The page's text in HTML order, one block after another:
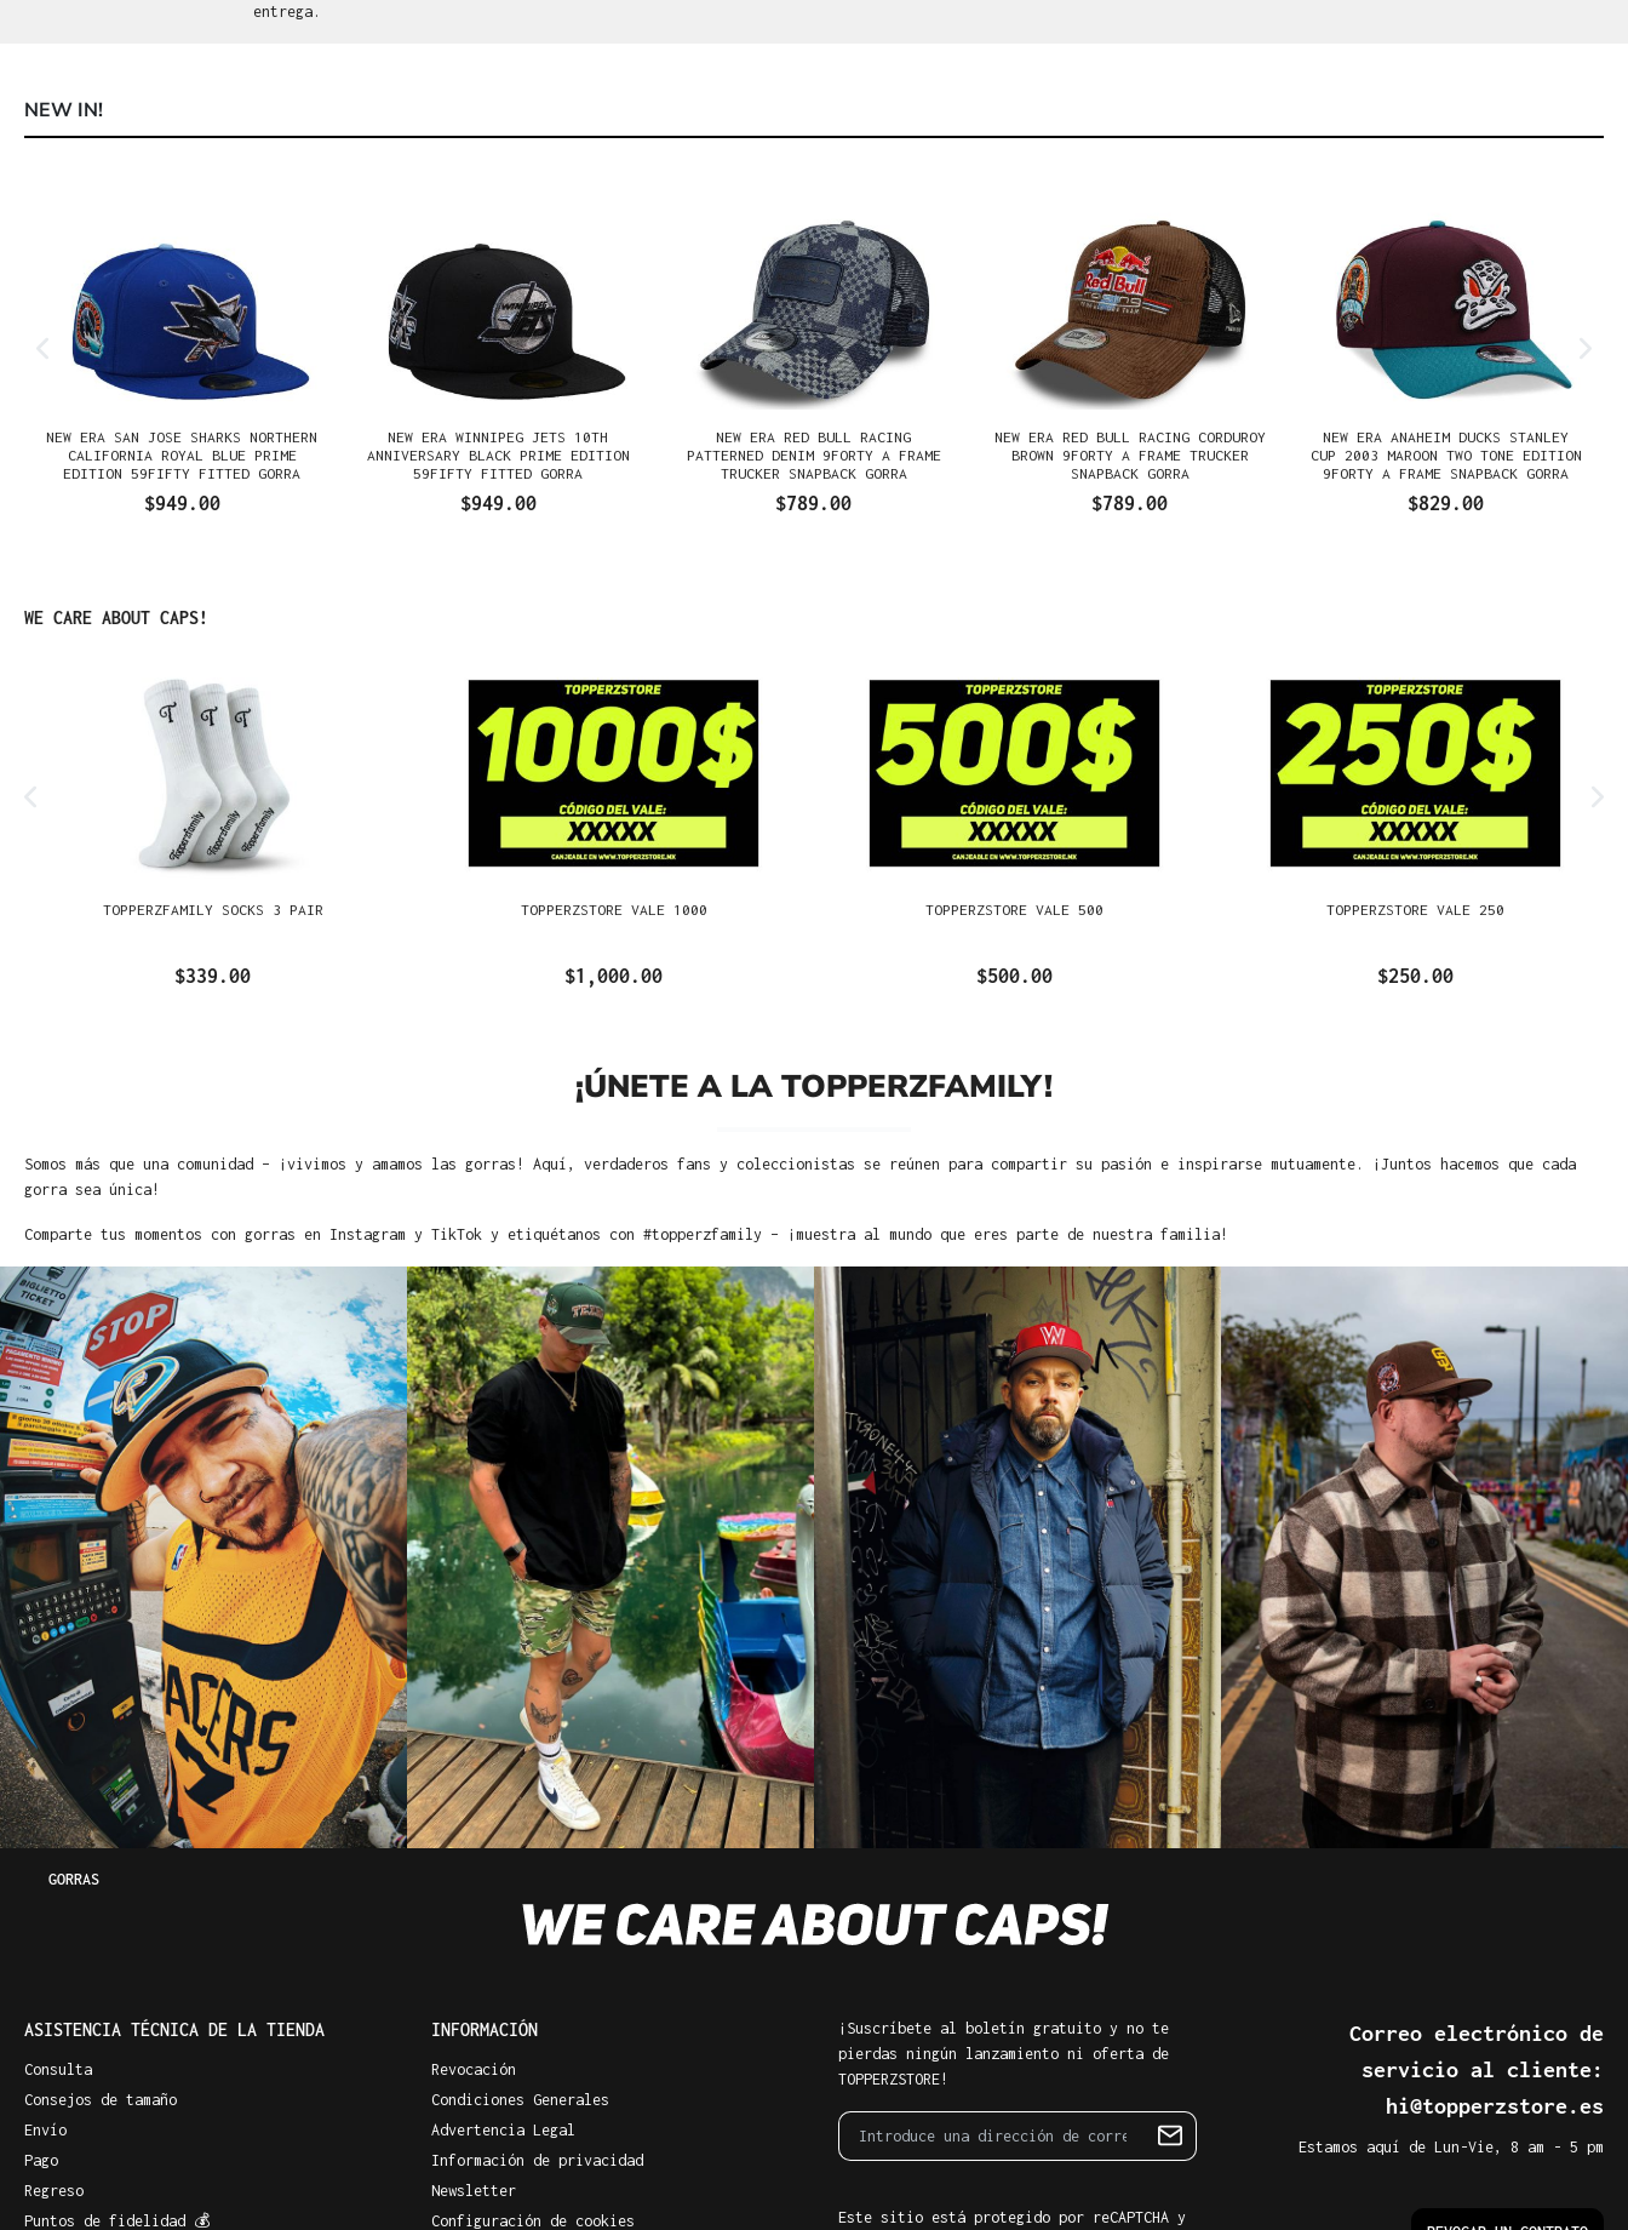
entrega.
NEW IN!
NEW ERA SAN JOSE SHARKS NORTHERN
CALIFORNIA ROYAL BLUE PRIME
EDITION 59FIFTY FITTED GORRA
$949.00
NEW ERA WINNIPEG JETS 10TH
ANNIVERSARY BLACK PRIME EDITION
59FIFTY FITTED GORRA
$949.00
NEW ERA RED BULL RACING
PATTERNED DENIM 9FORTY A FRAME
TRUCKER SNAPBACK GORRA
$789.00
NEW ERA RED BULL RACING CORDUROY
BROWN 9FORTY A FRAME TRUCKER
SNAPBACK GORRA
$789.00
NEW ERA ANAHEIM DUCKS STANLEY
CUP 2003 MAROON TWO TONE EDITION
9FORTY A FRAME SNAPBACK GORRA
$829.00
Omitir la galería de productos
WE CARE ABOUT CAPS!
TOPPERZFAMILY SOCKS 3 PAIR
$339.00
TOPPERZSTORE VALE 1000
$1,000.00
TOPPERZSTORE VALE 500
$500.00
TOPPERZSTORE VALE 250
$250.00
¡ÚNETE A LA TOPPERZFAMILY!
Somos más que una comunidad – ¡vivimos y amamos las gorras! Aquí, verdaderos fans y coleccionistas se reúnen para compartir su pasión e inspirarse mutuamente. ¡Juntos hacemos que cada
gorra sea única!
Comparte tus momentos con gorras en Instagram y TikTok y etiquétanos con #topperzfamily – ¡muestra al mundo que eres parte de nuestra familia!
GORRAS
ASISTENCIA TÉCNICA DE LA TIENDA
Consulta
Consejos de tamaño
Envío
Pago
Regreso
Puntos de fidelidad 💰
INFORMACIÓN
Revocación
Condiciones Generales
Advertencia Legal
Información de privacidad
Newsletter
Configuración de cookies
¡Suscríbete al boletín gratuito y no te
pierdas ningún lanzamiento ni oferta de
TOPPERZSTORE!
Este sitio está protegido por reCAPTCHA y
Correo electrónico de
servicio al cliente:
hi@topperzstore.es
Estamos aquí de Lun-Vie, 8 am - 5 pm